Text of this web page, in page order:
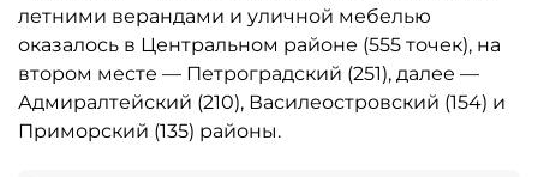
летними верандами и уличной мебелью
оказалось в Центральном районе (555 точек), на
втором месте — Петроградский (251), далее —
Адмиралтейский (210), Василеостровский (154) и
Приморский (135) районы.